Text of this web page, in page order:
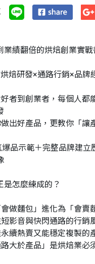
業績翻倍的烘焙創業實戰
焙研發×通路行銷×品牌
者到創業者，每個人都
出好產品，更教你「讓
品示範＋完整品牌建立
是怎麼練成的？
做麵包」進化為「會賣
影音與快閃通路的行銷
續熱賣又能穩定複製的
大於產品」是烘焙業必